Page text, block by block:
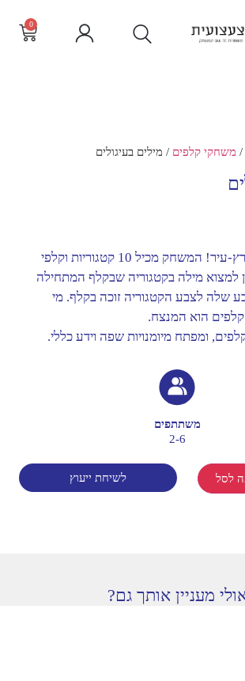
0
/ משחקי קלפים / מילים בעיגולים
משחק אדיר של ארץ-עיר! המשחק מכיל 10 קטגוריות וקלפי
למצוא מילה בקטגוריה שבקלף המתחילה
שלה לצבע הקטגוריה זוכה בקלף. מי
הוא המנצח.
משתתפים
2-6
לסל לשיחת ייעוץ
מעניין אותך גם?